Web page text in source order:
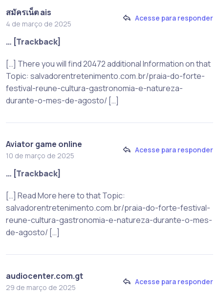
สมัครเน็ต ais
4 de março de 2025
Acesse para responder
… [Trackback]
[…] There you will find 20472 additional Information on that
Topic: salvadorentretenimento.com.br/praia-do-forte-
festival-reune-cultura-gastronomia-e-natureza-
durante-o-mes-de-agosto/ […]
Aviator game online
10 de março de 2025
Acesse para responder
… [Trackback]
[…] Read More here to that Topic:
salvadorentretenimento.com.br/praia-do-forte-festival-
reune-cultura-gastronomia-e-natureza-durante-o-mes-
de-agosto/ […]
audiocenter.com.gt
29 de março de 2025
Acesse para responder